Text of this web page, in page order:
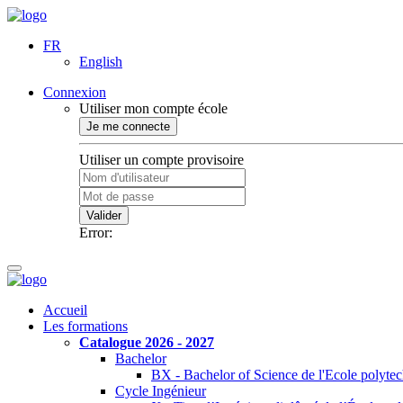
FR
English
Connexion
Utiliser mon compte école
Je me connecte
Utiliser un compte provisoire
Valider
Error:
Accueil
Les formations
Catalogue 2026 - 2027
Bachelor
BX - Bachelor of Science de l'Ecole
Cycle Ingénieur